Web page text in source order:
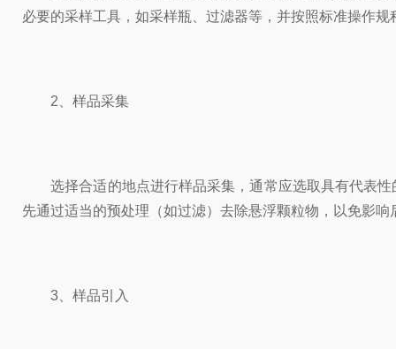
必要的采样工具，如采样瓶、过滤器等，并按照标准操作规
2、样品采集
选择合适的地点进行样品采集，通常应选取具有代表性
先通过适当的预处理（如过滤）去除悬浮颗粒物，以免影响
3、样品引入